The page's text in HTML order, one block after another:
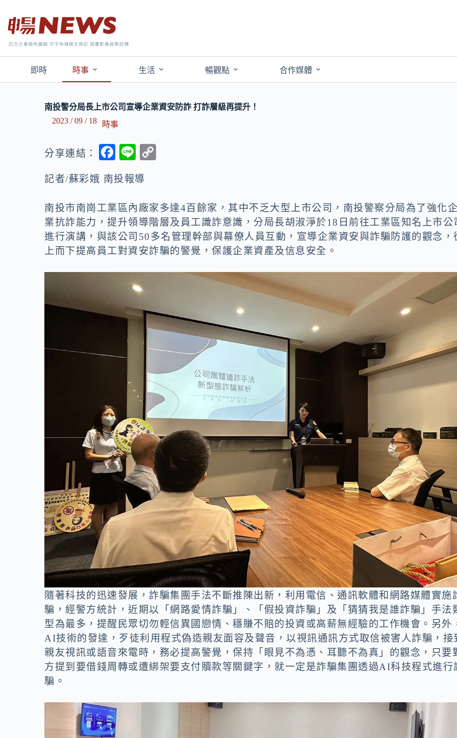
即時 時事 生活 暢觀點 合作媒體
南投警分局長上市公司宣導企業資安防詐 打詐層級再提升！
2023 / 09 / 18
時事
分享連結：
F
e
b
o
o
k
Li
e
y
Li
n
k
記者/蘇彩娥 南投報導
南投市南崗工業區內廠家多達4百餘家，其中不乏大型上市公司，南投警察分局為了強化
業抗詐能力，提升領導階層及員工識詐意識，分局長胡淑淨於18日前往工業區知名上市公
進行演講，與該公司50多名管理幹部與幕僚人員互動，宣導企業資安與詐騙防護的觀念，
上而下提高員工對資安詐騙的警覺，保護企業資產及信息安全。
隨著科技的迅速發展，詐騙集團手法不斷推陳出新，利用電信、通訊軟體和網路媒體實施
騙，經警方統計，近期以「網路愛情詐騙」、「假投資詐騙」及「猜猜我是誰詐騙」手法
型為最多，提醒民眾切勿輕信異國戀情、穩賺不賠的投資或高薪無經驗的工作機會。另外
AI技術的發達，歹徒利用程式偽造親友面容及聲音，以視訊通訊方式取信被害人詐騙，接
親友視訊或語音來電時，務必提高警覺，保持「眼見不為憑、耳聽不為真」的觀念，只要
方提到要借錢周轉或遭綁架要支付贖款等關鍵字，就一定是詐騙集團透過AI科技程式進行
騙。